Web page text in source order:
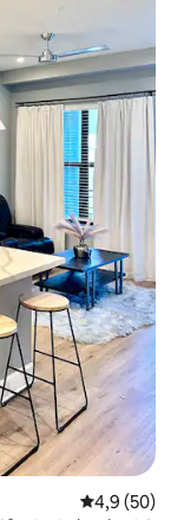
4,9 ud af 5 i
4,9 (50)